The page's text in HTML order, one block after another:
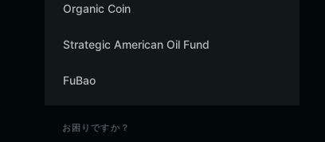
Organic Coin
Strategic American Oil Fund
FuBao
お困りですか？